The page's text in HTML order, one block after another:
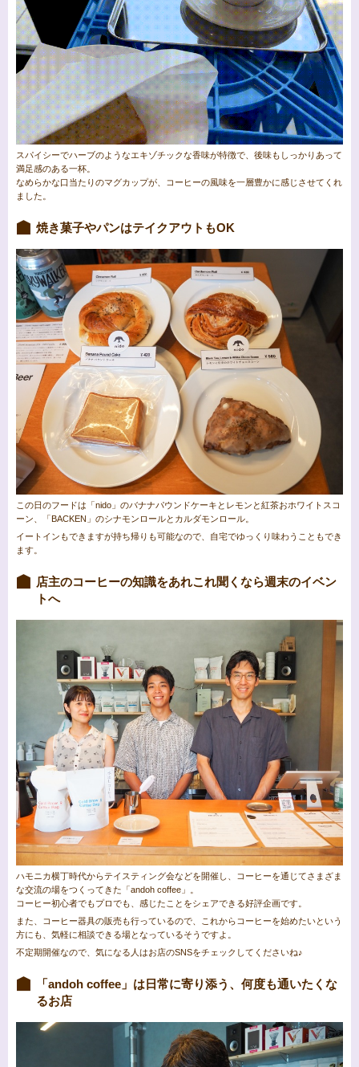
スパイシーでハーブのようなエキゾチックな香味が特徴で、後味もしっかりあって
満足感のある一杯。
なめらかな口当たりのマグカップが、コーヒーの風味を一層豊かに感じさせてくれ
ました。
焼き菓子やパンはテイクアウトもOK
この日のフードは「nido」のバナナパウンドケーキとレモンと紅茶おホワイトスコ
ーン、「BACKEN」のシナモンロールとカルダモンロール。
イートインもできますが持ち帰りも可能なので、自宅でゆっくり味わうこともでき
ます。
店主のコーヒーの知識をあれこれ聞くなら週末のイベン
トへ
ハモニカ横丁時代からテイスティング会などを開催し、コーヒーを通じてさまざま
な交流の場をつくってきた「andoh coffee」。
コーヒー初心者でもプロでも、感じたことをシェアできる好評企画です。
また、コーヒー器具の販売も行っているので、これからコーヒーを始めたいという
方にも、気軽に相談できる場となっているそうですよ。
不定期開催なので、気になる人はお店のSNSをチェックしてくださいね♪
「andoh coffee」は日常に寄り添う、何度も通いたくな
るお店